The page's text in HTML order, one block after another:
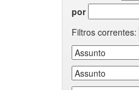
por
Filtros correntes: